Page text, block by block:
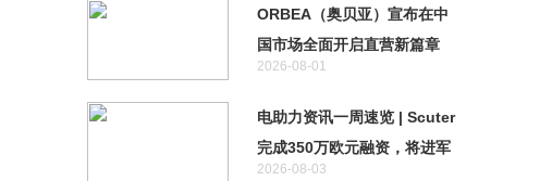
ORBEA（奥贝亚）宣布在中
国市场全面开启直营新篇章
2026-08-01
电助力资讯一周速览 | Scuter
完成350万欧元融资，将进军
2026-08-03